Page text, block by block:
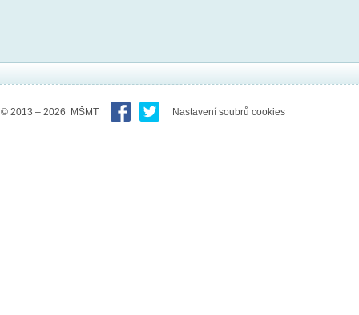
© 2013 – 2026 MŠMT Nastavení soubrů cookies